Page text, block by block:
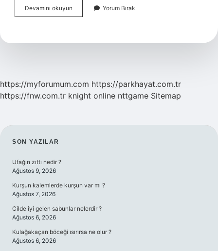
Devamını okuyun
Esma
Açar
Yorum Bırak
https://myforumum.com https://parkhayat.com.tr
https://fnw.com.tr knight online nttgame Sitemap
SIDEBAR
SON YAZILAR
Ufağın zıttı nedir ?
Ağustos 9, 2026
Kurşun kalemlerde kurşun var mı ?
Ağustos 7, 2026
Cilde iyi gelen sabunlar nelerdir ?
Ağustos 6, 2026
Kulağakaçan böceği ısırırsa ne olur ?
Ağustos 6, 2026